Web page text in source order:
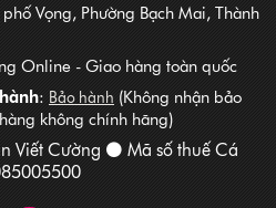
Vọng, Phường Bạch Mai, Thành
Online - Giao hàng toàn quốc
: Bảo hành (Không nhận bảo
không chính hãng)
Viết Cường ⚫ Mã số thuế Cá